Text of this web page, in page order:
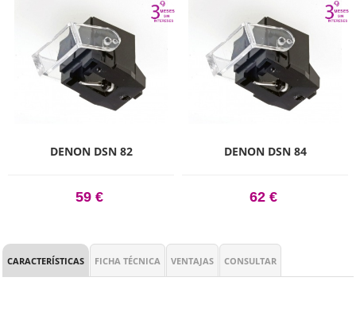
DENON DSN 82
59 €
DENON DSN 84
62 €
CARACTERÍSTICAS FICHA TÉCNICA VENTAJAS CONSULTAR